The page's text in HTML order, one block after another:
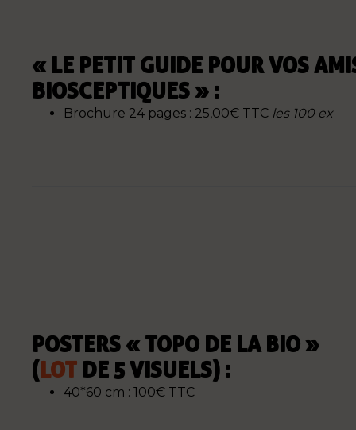
« LE PETIT GUIDE POUR VOS
BIOSCEPTIQUES » :
Brochure 24 pages : 25,00€ TTC les 100 ex
POSTERS « TOPO DE LA BIO »
( LOT DE 5 VISUELS) :
40*60 cm : 100€ TTC